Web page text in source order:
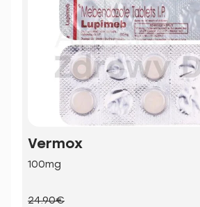
Vermox
100mg
24.90€